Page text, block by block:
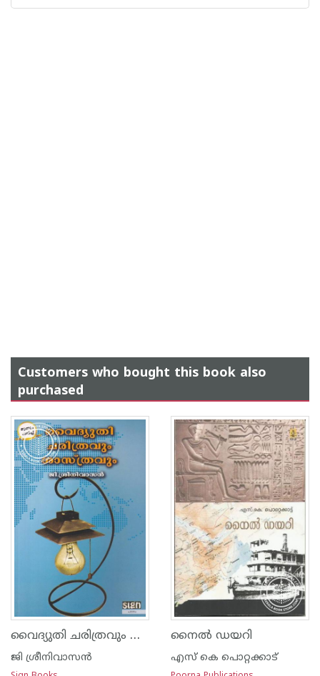
Customers who bought this book also
purchased
വൈദ്യുതി ചരിത്രവും ശാസ്ത്രവും
ജി ശ്രീനിവാസന്‍‌
നൈല്‍ ഡയറി
എസ്‌ കെ പൊറ്റക്കാട്‌